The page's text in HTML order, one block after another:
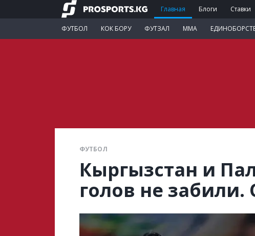
Главная Блоги Ставки
ФУТБОЛ КОК БОРУ ФУТЗАЛ ММА
ФУТБОЛ
Кыргызстан и
голов не